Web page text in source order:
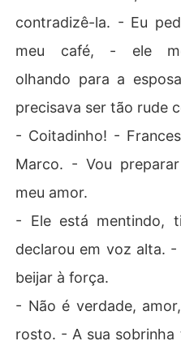
contradizê-la. - Eu
meu café, - ele
olhando para a
precisava ser tão rude
- Coitadinho! -
Marco. - Vou
meu amor.
- Ele está mentindo,
declarou em voz alta.
beijar à força.
- Não é verdade,
rosto. - A sua sobrinha